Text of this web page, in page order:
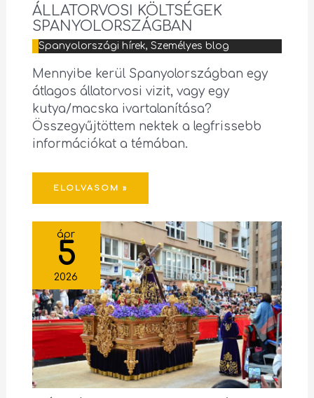
ÁLLATORVOSI KÖLTSÉGEK
SPANYOLORSZÁGBAN
Spanyolországi hírek, Személyes blog
Mennyibe kerül Spanyolországban egy
átlagos állatorvosi vizit, vagy egy
kutya/macska ivartalanítása?
Összegyűjtöttem nektek a legfrissebb
információkat a témában.
ELOLVASOM »
ápr
5
2026